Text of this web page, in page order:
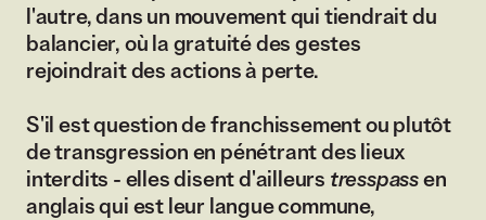
l'autre, dans un mouvement qui tiendrait du
balancier, où la gratuité des gestes
rejoindrait des actions à perte.
S'il est question de franchissement ou plutôt
de transgression en pénétrant des lieux
interdits - elles disent d'ailleurs tresspass en
anglais qui est leur langue commune,